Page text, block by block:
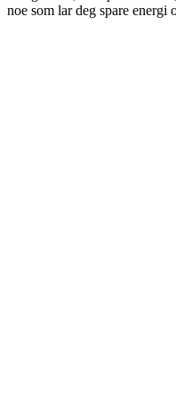
noe som lar deg spare energi